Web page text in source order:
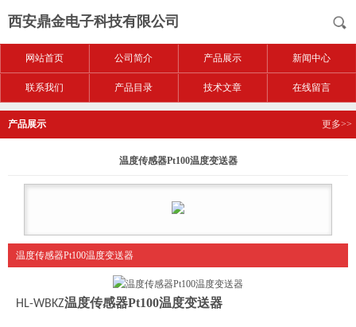
西安鼎金电子科技有限公司
网站首页 公司简介 产品展示 新闻中心
联系我们 产品目录 技术文章 在线留言
产品展示 更多>>
温度传感器Pt100温度变送器
温度传感器Pt100温度变送器
HL-WBKZ温度传感器Pt100温度变送器